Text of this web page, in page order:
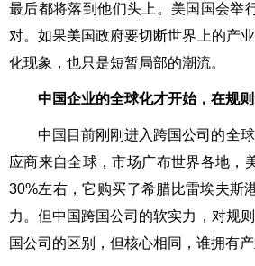
最后都将落到他们头上。美国国会举
对。如果美国政府要切断世界上的产
化现象，也只是短暂局部的潮流。
中国企业的全球化才开始，在规
中国目前刚刚进入跨国公司的全
应商来自全球，市场广布世界各地，
30%左右，它购买了希腊比雷埃夫斯
力。但中国跨国公司的软实力，对规
国公司的区别，但核心相同，谁拥有